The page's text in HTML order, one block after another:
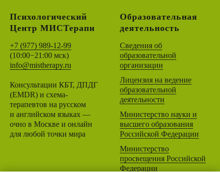
Психологический
Центр МИСТерапи
+7 (977) 989-12-99
(10:00−21:00 мск)
info@mistherapy.ru
Консультации КБТ, ДПДГ
(EMDR) и схема-
терапевтов на русском
и английском языках —
очно в Москве и онлайн
для любой точки мира
Образовательная
деятельность
Сведения об
образовательной
организации
Лицензия на ведение
образовательной
деятельности
Министерство науки и
высшего образования
Российской Федерации
Министерство
просвещения Российской
Федерации